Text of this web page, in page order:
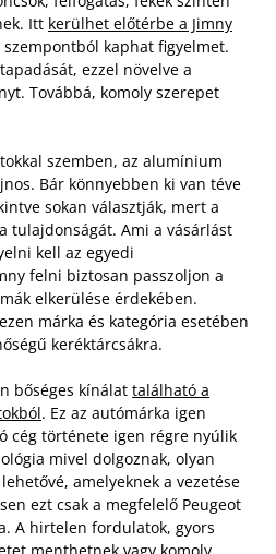
Itt kerülhet előtérbe a Jimny
szempontból kaphat figyelmet.
ezzel növelve a
Továbbá, komoly szerepet
szemben, az alumínium
Bár könnyebben ki van téve
sokan választják, mert a
tulajdonságát. Ami a vásárlást
kell az egyedi
felni biztosan passzoljon a
elkerülése érdekében.
márka és kategória esetében
keréktárcsákra.
bőséges kínálat található a
. Ez az autómárka igen
cég története igen régre nyúlik
mivel dolgoznak, olyan
amelyeknek a vezetése
ezt csak a megfelelő Peugeot
A hirtelen fordulatok, gyors